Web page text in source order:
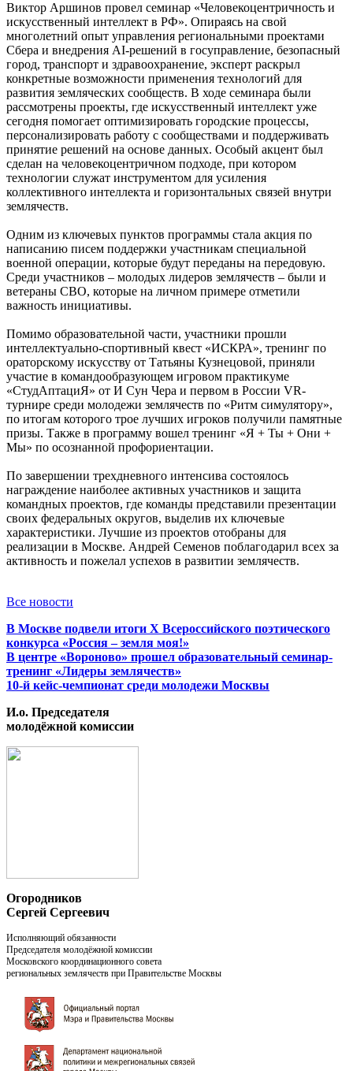
Виктор Аршинов провел семинар «Человекоцентричность и
искусственный интеллект в РФ». Опираясь на свой
многолетний опыт управления региональными проектами
Сбера и внедрения AI-решений в госуправление, безопасный
город, транспорт и здравоохранение, эксперт раскрыл
конкретные возможности применения технологий для
развития земляческих сообществ. В ходе семинара были
рассмотрены проекты, где искусственный интеллект уже
сегодня помогает оптимизировать городские процессы,
персонализировать работу с сообществами и поддерживать
принятие решений на основе данных. Особый акцент был
сделан на человекоцентричном подходе, при котором
технологии служат инструментом для усиления
коллективного интеллекта и горизонтальных связей внутри
землячеств.
Одним из ключевых пунктов программы стала акция по
написанию писем поддержки участникам специальной
военной операции, которые будут переданы на передовую.
Среди участников – молодых лидеров землячеств – были и
ветераны СВО, которые на личном примере отметили
важность инициативы.
Помимо образовательной части, участники прошли
интеллектуально-спортивный квест «ИСКРА», тренинг по
ораторскому искусству от Татьяны Кузнецовой, приняли
участие в командообразующем игровом практикуме
«СтудАптациЯ» от И Сун Чера и первом в России VR-
турнире среди молодежи землячеств по «Ритм симулятору»,
по итогам которого трое лучших игроков получили памятные
призы. Также в программу вошел тренинг «Я + Ты + Они +
Мы» по осознанной профориентации.
По завершении трехдневного интенсива состоялось
награждение наиболее активных участников и защита
командных проектов, где команды представили презентации
своих федеральных округов, выделив их ключевые
характеристики. Лучшие из проектов отобраны для
реализации в Москве. Андрей Семенов поблагодарил всех за
активность и пожелал успехов в развитии землячеств.
Все новости
В Москве подвели итоги X Всероссийского поэтического
конкурса «Россия – земля моя!»
В центре «Вороново» прошел образовательный семинар-
тренинг «Лидеры землячеств»
10-й кейс-чемпионат среди молодежи Москвы
И.о. Председателя
молодёжной комиссии
Огородников
Сергей Сергеевич
Исполняющий обязанности
Председателя молодёжной комиссии
Московского координационного совета
региональных землячеств при Правительстве Москвы